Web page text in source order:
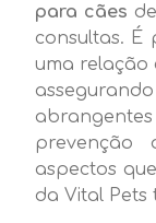
para cães
consultas. É
uma relação
prevenção
aspectos
da Vital Pets